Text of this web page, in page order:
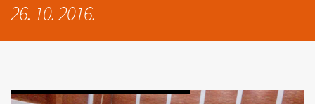
26. 10. 2016.